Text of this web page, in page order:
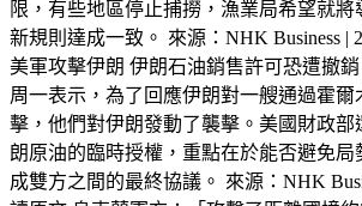
限，有些地區停止捕撈，漁業局希望就
新規則達成一致。 來源：NHK Business |
美軍攻擊伊朗 伊朗石油銷售許可恐遭撤
周一表示，為了回應伊朗對一艘通過霍
擊，他們對伊朗發動了襲擊。美國財政部
朗原油的臨時授權，重點在於能否避免局
成雙方之間的最終協議。 來源：NHK